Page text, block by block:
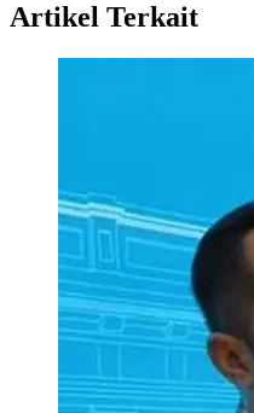
Artikel Terkait